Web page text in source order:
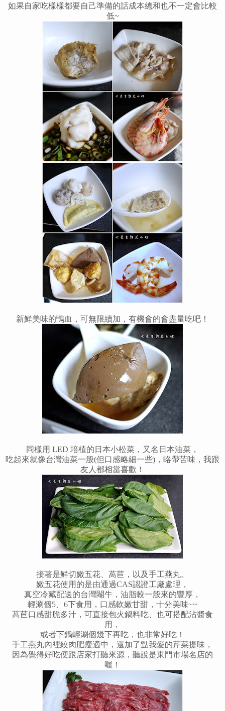
如果自家吃樣樣都要自己準備的話成本總和也不一定會比較
低~
新鮮美味的鴨血，可無限續加，有機會的會盡量吃吧 ！
同樣用 LED 培植的日本小松菜，又名日本油菜，
吃起來就像台灣油菜一般(但口感略細一些)，略帶苦味，我跟
友人都相當喜歡！
接著是鮮切嫩五花、萵苣，以及手工燕丸。
嫩五花使用的是由通過CAS認證工廠處理，
真空冷藏配送的台灣閹牛，油脂較一般來的豐厚，
輕涮個5、6下食用，口感軟嫩甘甜，十分美味~~
萵苣口感甜脆多汁，可直接包火鍋料吃、也可搭配沾醬食
用，
或者下鍋輕涮個幾下再吃，也非常好吃 ！
手工燕丸內裡絞肉肥瘦適中，還加了點我愛的芹菜提味，
因為覺得好吃便跟店家打聽來源，聽說是東門市場名店的
喔 ！